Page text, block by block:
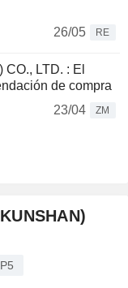
26/05
RE
LTD. : El
de compra
23/04
ZM